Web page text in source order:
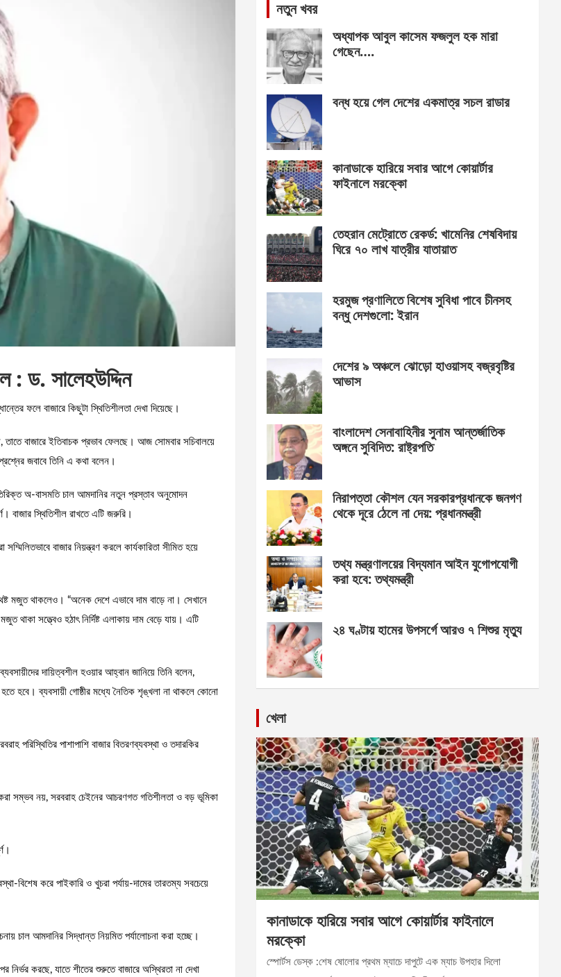
: ড. সালেহউদ্দিন
ফলে বাজারে কিছুটা স্থিতিশীলতা দেখা দিয়েছে।
তাতে বাজারে ইতিবাচক প্রভাব ফেলছে। আজ সোমবার সচিবালয়ে
প্রশ্নের জবাবে তিনি এ কথা বলেন।
অ-বাসমতি চাল আমদানির নতুন প্রস্তাব অনুমোদন
বাজার স্থিতিশীল রাখতে এটি জরুরি।
বাজার নিয়ন্ত্রণ করলে কার্যকারিতা সীমিত হয়ে
মজুত থাকলেও। “অনেক দেশে এভাবে দাম বাড়ে না। সেখানে
থাকা সত্ত্বেও হঠাৎ নির্দিষ্ট এলাকায় দাম বেড়ে যায়। এটি
দায়িত্বশীল হওয়ার আহ্বান জানিয়ে তিনি বলেন,
হবে। ব্যবসায়ী গোষ্ঠীর মধ্যে নৈতিক শৃঙ্খলা না থাকলে কোনো
পরিস্থিতির পাশাপাশি বাজার বিতরণব্যবস্থা ও তদারকির
করা সম্ভব নয়, সরবরাহ চেইনের আচরণগত গতিশীলতা ও বড় ভূমিকা
বিশেষ করে পাইকারি ও খুচরা পর্যায়-দামের তারতম্য সবচেয়ে
চাল আমদানির সিদ্ধান্ত নিয়মিত পর্যালোচনা করা হচ্ছে।
করছে, যাতে শীতের শুরুতে বাজারে অস্থিরতা না দেখা
নতুন খবর
অধ্যাপক আবুল কাসেম ফজলুল হক মারা
গেছেন….
বন্ধ হয়ে গেল দেশের একমাত্র সচল রাডার
কানাডাকে হারিয়ে সবার আগে কোয়ার্টার
ফাইনালে মরক্কো
তেহরান মেট্রোতে রেকর্ড: খামেনির শেষবিদায়
ঘিরে ৭০ লাখ যাত্রীর যাতায়াত
হরমুজ প্রণালিতে বিশেষ সুবিধা পাবে চীনসহ
বন্ধু দেশগুলো: ইরান
দেশের ৯ অঞ্চলে ঝোড়ো হাওয়াসহ বজ্রবৃষ্টির
আভাস
বাংলাদেশ সেনাবাহিনীর সুনাম আন্তর্জাতিক
অঙ্গনে সুবিদিত: রাষ্ট্রপতি
নিরাপত্তা কৌশল যেন সরকারপ্রধানকে জনগণ
থেকে দূরে ঠেলে না দেয়: প্রধানমন্ত্রী
তথ্য মন্ত্রণালয়ের বিদ্যমান আইন যুগোপযোগী
করা হবে: তথ্যমন্ত্রী
২৪ ঘণ্টায় হামের উপসর্গে আরও ৭ শিশুর মৃত্যু
খেলা
কানাডাকে হারিয়ে সবার আগে কোয়ার্টার ফাইনালে
মরক্কো
স্পোর্টস ডেস্ক :শেষ ষোলোর প্রথম ম্যাচে দাপুটে এক ম্যাচ উপহার দিলো